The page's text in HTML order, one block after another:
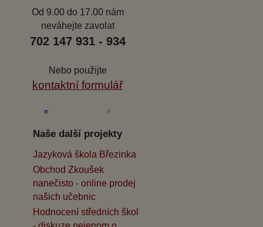
Od 9.00 do 17.00 nám
neváhejte zavolat
702 147 931 - 934
Nebo použijte
kontaktní formulář
Naše další projekty
Jazyková škola Březinka
Obchod Zkoušek
nanečisto - online prodej
našich učebnic
Hodnocení středních škol